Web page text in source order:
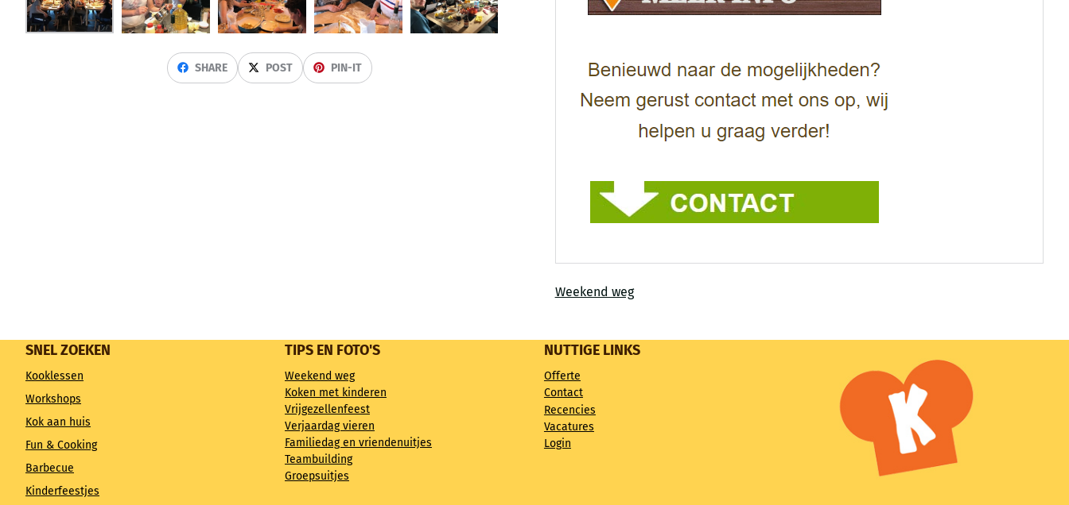
SHARE POST PIN-IT
Weekend weg
SNEL ZOEKEN
Kooklessen
Workshops
Kok aan huis
Fun & Cooking
Barbecue
Kinderfeestjes
TIPS EN FOTO'S
Weekend weg
Koken met kinderen
Vrijgezellenfeest
Verjaardag vieren
Familiedag en vriendenuitjes
Teambuilding
Groepsuitjes
NUTTIGE LINKS
Offerte
Contact
Recencies
Vacatures
Login